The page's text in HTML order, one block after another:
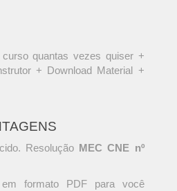
quantas vezes quiser +
+ Download Material +
Resolução MEC CNE nº
formato PDF para você